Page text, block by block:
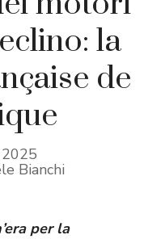
la
de
Bianchi
per la